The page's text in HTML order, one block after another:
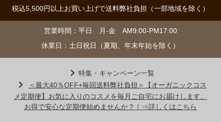
税込5,500円以上お買い上げで送料弊社負担（一部地域を除く）
営業時間：平日 月-金 AM9:00-PM17:00
休業日：土日祝日（夏期、年末年始を除く）
特集・キャンペーン一覧
＜最大40％OFF+毎回送料弊社負担＞【オーガニックコス
メ定期便】お気に入りのコスメを毎月ご自宅にお届けします。
お得で安心な定期便始めませんか？！⇒詳しくはこちら